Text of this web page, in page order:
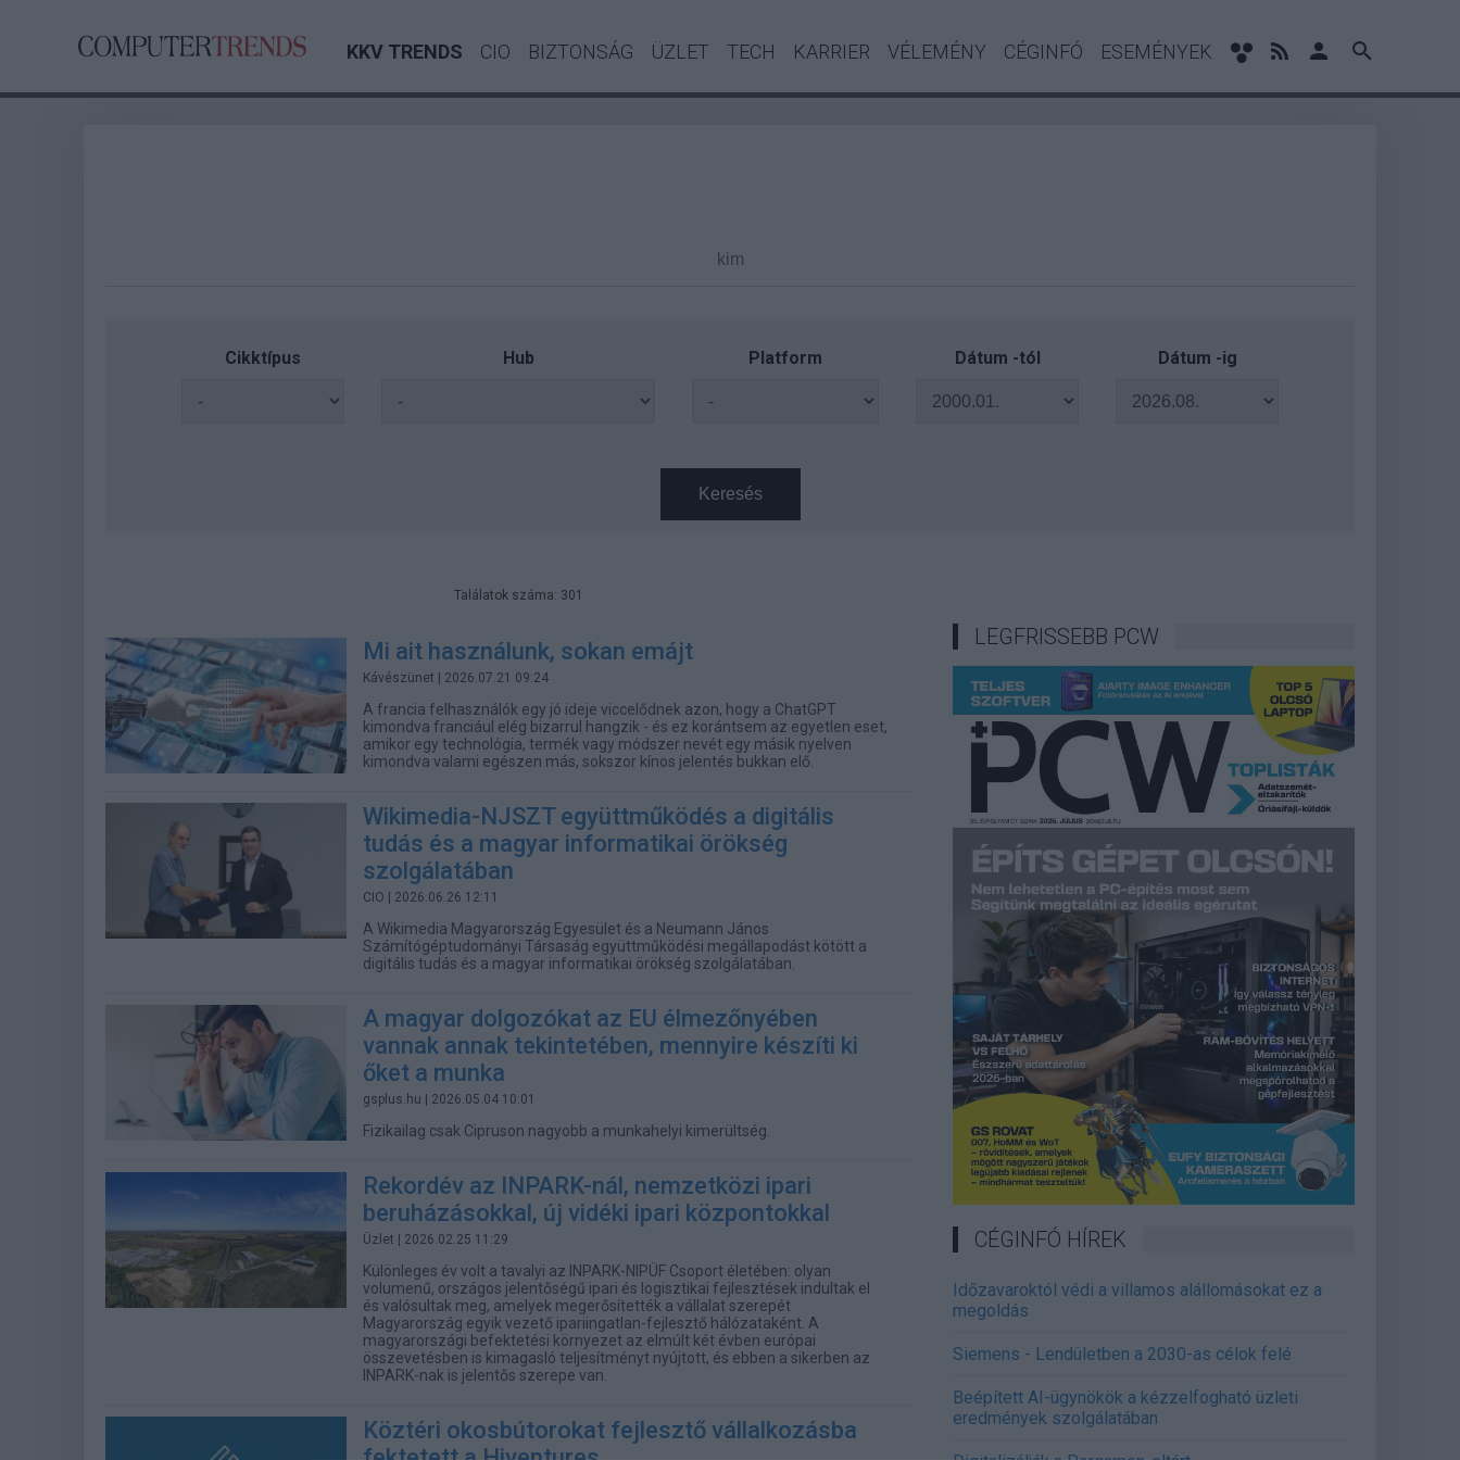
KKV TRENDS CIO BIZTONSÁG ÜZLET TECH KARRIER VÉLEMÉNY CÉGINFÓ ESEMÉNYEK
Cikktípus Hub Platform Dátum -tól Dátum -ig
Keresés
Találatok száma: 301
Mi ait használunk, sokan emájt
Kávészünet | 2026.07.21 09:24
A francia felhasználók egy jó ideje viccelődnek azon, hogy a ChatGPT
kimondva franciául elég bizarrul hangzik - és ez korántsem az egyetlen eset,
amikor egy technológia, termék vagy módszer nevét egy másik nyelven
kimondva valami egészen más, sokszor kínos jelentés bukkan elő.
Wikimedia-NJSZT együttműködés a digitális
tudás és a magyar informatikai örökség
szolgálatában
CIO | 2026.06.26 12:11
A Wikimedia Magyarország Egyesület és a Neumann János
Számítógéptudományi Társaság együttműködési megállapodást kötött a
digitális tudás és a magyar informatikai örökség szolgálatában.
A magyar dolgozókat az EU élmezőnyében
vannak annak tekintetében, mennyire készíti ki
őket a munka
gsplus.hu | 2026.05.04 10:01
Fizikailag csak Cipruson nagyobb a munkahelyi kimerültség.
Rekordév az INPARK-nál, nemzetközi ipari
beruházásokkal, új vidéki ipari központokkal
Üzlet | 2026.02.25 11:29
Különleges év volt a tavalyi az INPARK-NIPÜF Csoport életében: olyan
volumenű, országos jelentőségű ipari és logisztikai fejlesztések indultak el
és valósultak meg, amelyek megerősítették a vállalat szerepét
Magyarország egyik vezető ipariingatlan-fejlesztő hálózataként. A
magyarországi befektetési környezet az elmúlt két évben európai
összevetésben is kimagasló teljesítményt nyújtott, és ebben a sikerben az
INPARK-nak is jelentős szerepe van.
Köztéri okosbútorokat fejlesztő vállalkozásba
LEGFRISSEBB PCW
CÉGINFÓ HÍREK
Időzavaroktól védi a villamos alállomásokat ez a
megoldás
Siemens - Lendületben a 2030-as célok felé
Beépített AI-ügynökök a kézzelfogható üzleti
eredmények szolgálatában